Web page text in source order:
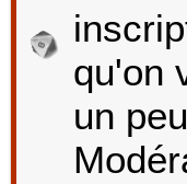
qu'on
un